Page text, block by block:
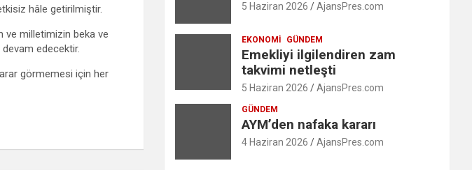
hâle getirilmiştir.
ve milletimizin beka ve
edecektir.
görmemesi için her
5 Haziran 2026 AjansPres.com
EKONOMI GÜNDEM
Emekliyi ilgilendiren zam
takvimi netleşti
5 Haziran 2026 AjansPres.com
GÜNDEM
AYM’den nafaka kararı
4 Haziran 2026 AjansPres.com